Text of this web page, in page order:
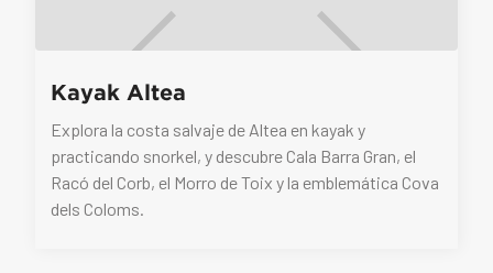
Kayak Altea
Explora la costa salvaje de Altea en kayak y
practicando snorkel, y descubre Cala Barra Gran, el
Racó del Corb, el Morro de Toix y la emblemática Cova
dels Coloms.